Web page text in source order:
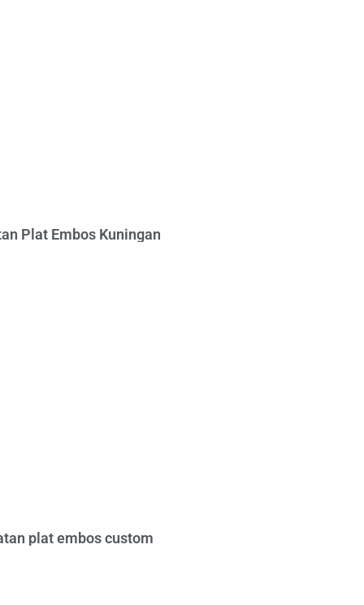
Plat Embos Kuningan
plat embos custom